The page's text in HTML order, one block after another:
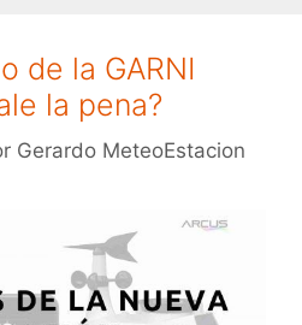
de la GARNI
la pena?
Gerardo MeteoEstacion